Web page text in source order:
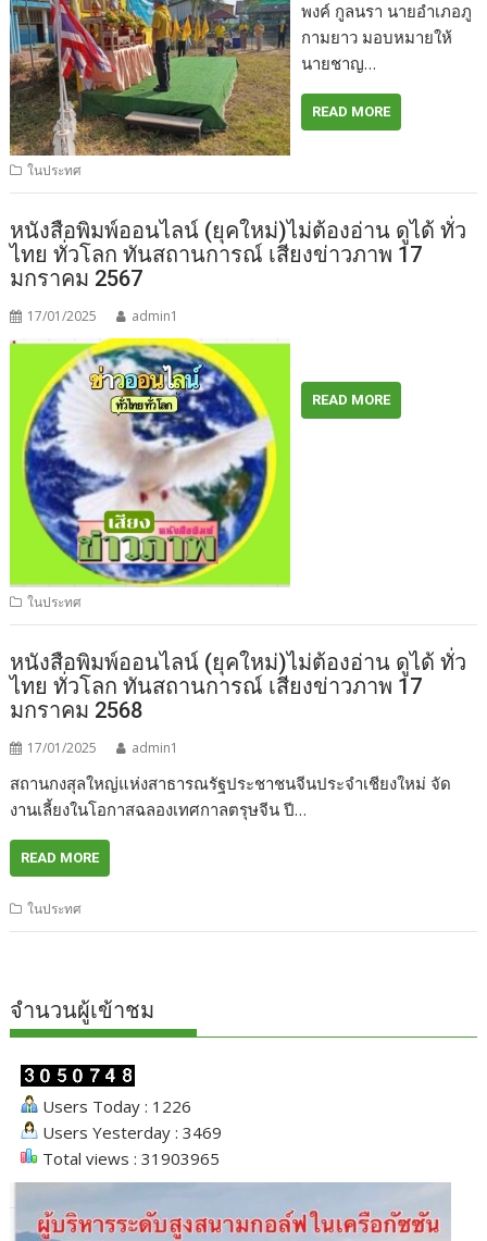
พงค์ กูลนรา นายอำเภอภู
กามยาว มอบหมายให้
นายชาญ…
READ MORE
ในประทศ
หนังสือพิมพ์ออนไลน์ (ยุคใหม่)ไม่ต้องอ่าน ดูได้ ทั่ว
ไทย ทั่วโลก ทันสถานการณ์ เสียงข่าวภาพ 17
มกราคม 2567
17/01/2025 admin1
READ MORE
ในประทศ
หนังสือพิมพ์ออนไลน์ (ยุคใหม่)ไม่ต้องอ่าน ดูได้ ทั่ว
ไทย ทั่วโลก ทันสถานการณ์ เสียงข่าวภาพ 17
มกราคม 2568
17/01/2025 admin1
สถานกงสุลใหญ่แห่งสาธารณรัฐประชาชนจีนประจำเชียงใหม่ จัด
งานเลี้ยงในโอกาสฉลองเทศกาลตรุษจีน ปี…
READ MORE
ในประทศ
จำนวนผู้เข้าชม
Users Today : 1226
Users Yesterday : 3469
Total views : 31903965